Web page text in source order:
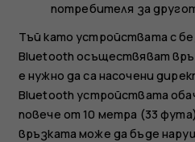
потребителя за
Тъй като устройствата с
Bluetooth осъществяват
е нужно да са насочени
Bluetooth устройствата
повече от 10 метра (33
връзката може да бъде